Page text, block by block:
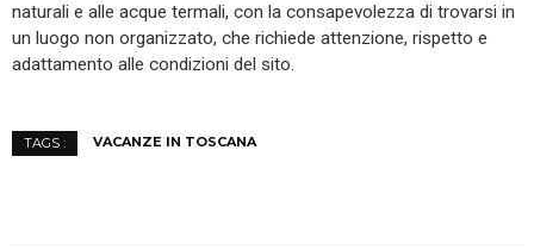
naturali e alle acque termali, con la consapevolezza di trovarsi in
un luogo non organizzato, che richiede attenzione, rispetto e
adattamento alle condizioni del sito.
TAGS : VACANZE IN TOSCANA